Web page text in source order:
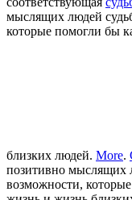
мыслящих людей
которые помогли бы
близких людей. More.
позитивно мыслящих
возможности,